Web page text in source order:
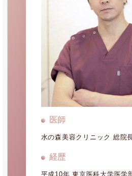
医師
水の森美容クリニック 総院
経歴
平成10年 東京医科大学医学